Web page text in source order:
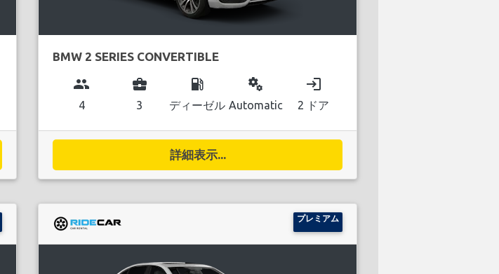
BMW 2 SERIES CONVERTIBLE
group
4
business_center
3
local_gas_station
ディーゼル
miscellaneous_services
Automatic
login
2 ドア
詳細表示...
プレミアム